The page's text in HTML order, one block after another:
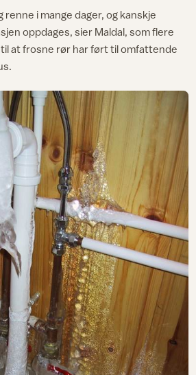
renne i mange dager, og kanskje
oppdages, sier Maldal, som flere
at frosne rør har ført til omfattende